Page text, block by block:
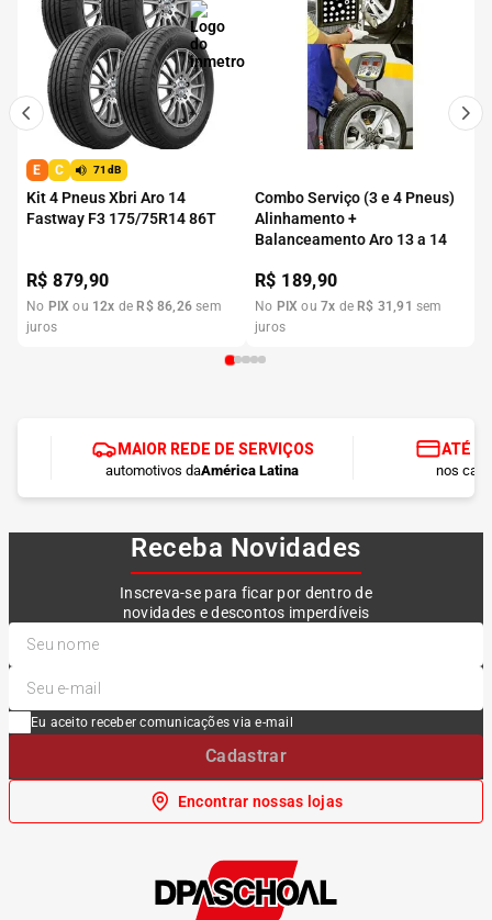
E C 71dB
Kit 4 Pneus Xbri Aro 14
Fastway F3 175/75R14 86T
R$879,90
No PIX ou 12x de R$ 86,26 sem
juros
Combo Serviço (3 e 4 Pneus)
Alinhamento +
Balanceamento Aro 13 a 14
R$ 189,90
No PIX ou7x de R$ 31 ,91 sem
juros
MAIOR REDE DE SERVIÇOS
automotivos daAmérica Latina
ATÉ
nos
Receba Novidades
Inscreva-se para ficar por dentro de
novidades e descontos imperdíveis
Eu aceito receber comunicações via e-mail
Cadastrar
Encontrar nossas lojas